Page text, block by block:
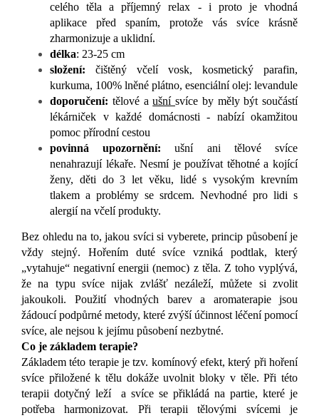
celého těla a příjemný relax - i proto je vhodná
aplikace před spaním, protože vás svíce krásně
zharmonizuje a uklidní.
délka: 23-25 cm
složení: čištěný včelí vosk, kosmetický parafin,
kurkuma, 100% lněné plátno, esenciální olej: levandule
doporučení: tělové aušní svíce by měly být součástí
lékárniček v každé domácnosti - nabízí okamžitou
pomoc přírodní cestou
povinná upozornění: ušní ani tělové svíce
nenahrazují lékaře.Nesmí je používat těhotné a kojící
ženy, děti do 3 let věku, lidé s vysokým krevním
tlakem a problémy se srdcem. Nevhodné pro lidi s
alergií na včelí produkty.
Bez ohledu na to, jakou svíci si vyberete, princip působení je
vždy stejný. Hořením duté svíce vzniká podtlak, který
„vytahuje“ negativní energii (nemoc) z těla. Z toho vyplývá,
že na typu svíce nijak zvlášť nezáleží, můžete si zvolit
jakoukoli. Použití vhodných barev a aromaterapie jsou
žádoucí podpůrné metody, které zvýší účinnost léčení pomocí
svíce, ale nejsou k jejímu působení nezbytné.
Co je základem terapie?
Základem této terapie je tzv. komínový efekt, který při hoření
svíce přiložené k tělu dokáže uvolnit bloky v těle. Při této
terapii dotyčný leží a svíce se přikládá na partie, které je
potřeba harmonizovat. Při terapii tělovými svícemi je